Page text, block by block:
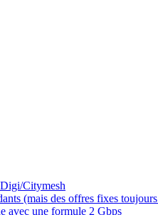
Digi/Citymesh
(mais des offres fixes
avec une formule 2 Gbps